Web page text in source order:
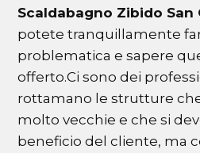
Scaldabagno Zibido San
potete tranquillamente
problematica e sapere
offerto.Ci sono dei
rottamano le strutture
molto vecchie e che si
beneficio del cliente, ma